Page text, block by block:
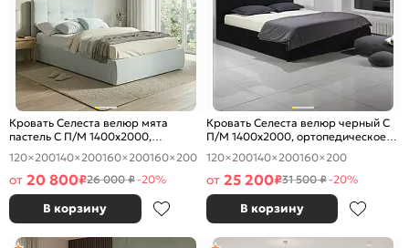
Кровать Селеста велюр мята
пастель С П/М 1400x2000,
ортопедическое основание,
изголовье мягкое
120×200140×200160×200160×200
от 20 800₽26 000 ₽-20%
В корзину
Кровать Селеста велюр черный С
П/М 1400x2000, ортопедическое
основание, изголовье мягкое
120×200140×200160×200
от 25 200₽31 500 ₽-20%
В корзину